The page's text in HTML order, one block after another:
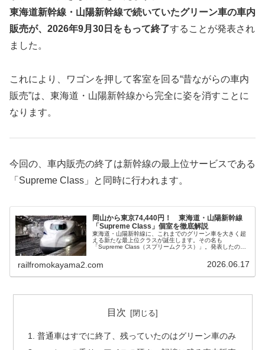
東海道新幹線・山陽新幹線で続いていたグリーン車の車内
販売が、2026年9月30日をもって終了することが発表され
ました。
これにより、ワゴンを押して客室を回る“昔ながらの車内
販売”は、東海道・山陽新幹線から完全に姿を消すことに
なります。
今回の、車内販売の終了は新幹線の最上位サービスである
「Supreme Class」と同時に行われます。
岡山から東京74,440円！ 東海道・山陽新幹線
「Supreme Class」個室を徹底解説
東海道・山陽新幹線に、これまでのグリーン車を大きく超
える新たな最上位クラスが誕生します。その名も
「Supreme Class（スプリームクラス）」。発表したのは
railfromokayama2.com 2026.06.17
目次
普通車はすでに終了、残っていたのはグリーン車のみ